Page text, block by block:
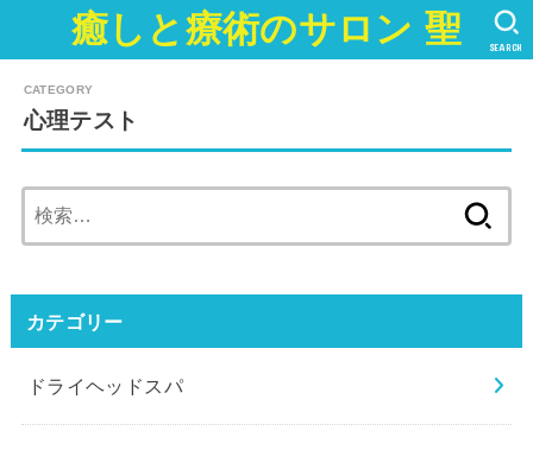
癒しと療術のサロン 聖 SEARCH
心理テスト
索:
カテゴリー
ドライヘッドスパ